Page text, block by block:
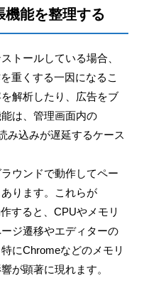
機能を整理する
トールしている場合、
重くする一因になるこ
解析したり、広告をブ
は、管理画面内の
み込みが遅延するケース
ウンドで動作してペー
ります。これらが
すると、CPUやメモリ
ジ遷移やエディターの
にChromeなどのメモリ
が顕著に現れます。